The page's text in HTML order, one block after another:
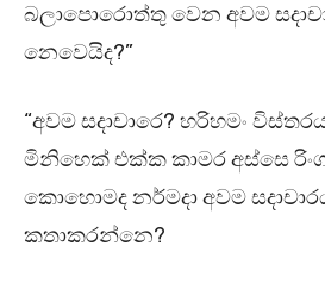
බලාපොරොත්තු වෙන අවම
නෙවෙයිද?”
“අවම සදාචාරෙ? හරිහමං
මිනිහෙක් එක්ක කාමර අස්සෙ
කොහොමද නර්මදා අවම
කතාකරන්නෙ?